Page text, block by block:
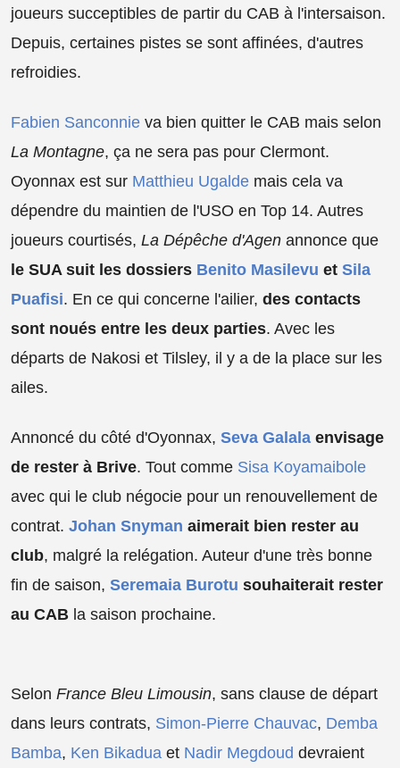
joueurs succeptibles de partir du CAB à l'intersaison.
Depuis, certaines pistes se sont affinées, d'autres
refroidies.
Fabien Sanconnie va bien quitter le CAB mais selon
La Montagne, ça ne sera pas pour Clermont.
Oyonnax est sur Matthieu Ugalde mais cela va
dépendre du maintien de l'USO en Top 14. Autres
joueurs courtisés, La Dépêche d'Agen annonce que
le SUA suit les dossiers Benito Masilevu et Sila
Puafisi. En ce qui concerne l'ailier, des contacts
sont noués entre les deux parties. Avec les
départs de Nakosi et Tilsley, il y a de la place sur les
ailes.
Annoncé du côté d'Oyonnax, Seva Galala envisage
de rester à Brive. Tout comme Sisa Koyamaibole
avec qui le club négocie pour un renouvellement de
contrat. Johan Snyman aimerait bien rester au
club, malgré la relégation. Auteur d'une très bonne
fin de saison, Seremaia Burotu souhaiterait rester
au CAB la saison prochaine.
Selon France Bleu Limousin, sans clause de départ
dans leurs contrats, Simon-Pierre Chauvac, Demba
Bamba, Ken Bikadua et Nadir Megdoud devraient